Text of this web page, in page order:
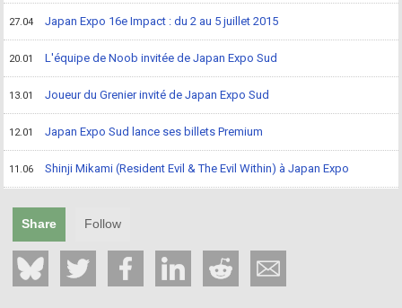
27.04 Japan Expo 16e Impact : du 2 au 5 juillet 2015
20.01 L'équipe de Noob invitée de Japan Expo Sud
13.01 Joueur du Grenier invité de Japan Expo Sud
12.01 Japan Expo Sud lance ses billets Premium
11.06 Shinji Mikami (Resident Evil & The Evil Within) à Japan Expo
Share Follow